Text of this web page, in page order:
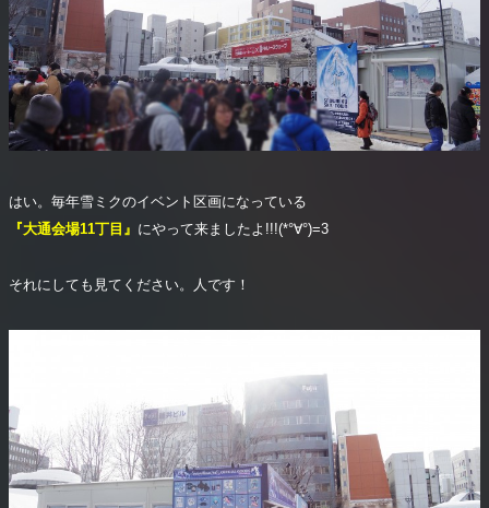
はい。毎年雪ミクのイベント区画になっている
『大通会場11丁目』 にやって来ましたよ!!!(*°∀°)=3
それにしても見てください。人です！